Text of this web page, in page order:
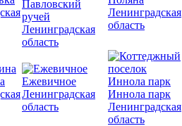
Павловский
ручей
Ленинградская
область
Ленинградская
область
Ежевичное
Ленинградская
область
Иннола парк
Ленинградская
область